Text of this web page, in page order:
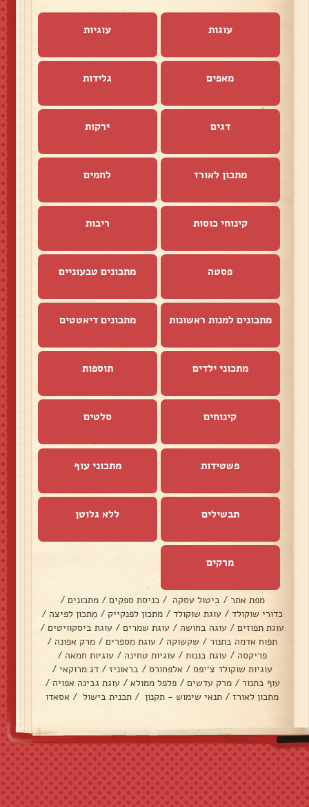
עוגות עוגיות
מאפים גלידות
דגים ירקות
מתכון לאורז לחמים
קינוחי כוסות ריבות
פסטה מתכונים טבעוניים
מתכונים למנות ראשונות מתכונים דיאטטים
מתכוני ילדים תוספות
קינוחים סלטים
פשטידות מתכוני עוף
תבשילים ללא גלוטן
מרקים
מפת אתר / ביטול עסקה / כניסת ספקים / מתכונים /
כדורי שוקולד / עוגת שוקולד / מתכון לפנקייק / מתכון לפיצה /
עוגת תפוזים / עוגה בחושה / עוגת שמרים / עוגת ביסקוויטים /
תפוח אדמה בתנור / שקשוקה / עוגת מספרים / מרק אפונה /
פריקסה / עוגת בננות / עוגיות טחינה / עוגיות חמאה /
עוגיות שוקולד צ׳יפס / אלפחורס / בראוניז / דג מרוקאי /
עוף בתנור / מרק עדשים / פלפל ממולא / עוגת גבינה אפויה /
מתכון לאורז / תנאי שימוש - תקנון / תכנית בישול / אסאדו